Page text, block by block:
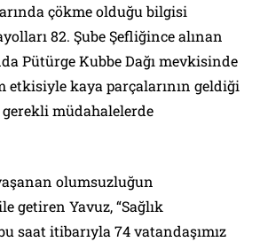
çökme olduğu bilgisi
82. Şube Şefliğince alınan
Pütürge Kubbe Dağı mevkisinde
etkisiyle kaya parçalarının geldiği
gerekli müdahalelerde
olumsuzluğun
getiren Yavuz, “Sağlık
saat itibarıyla 74 vatandaşımız